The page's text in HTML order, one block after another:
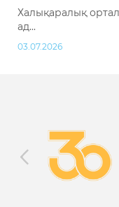
Халықаралық
ад...
03.07.2026